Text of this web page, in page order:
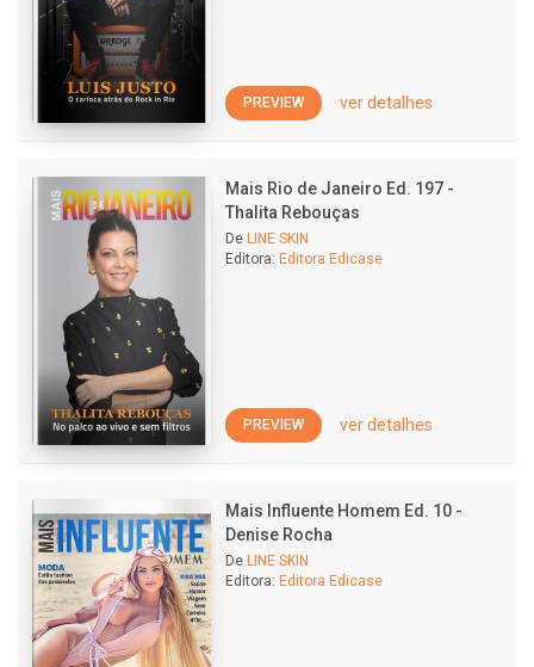
PREVIEW ver detalhes
Mais Rio de Janeiro Ed. 197 -
Thalita Rebouças
De LINE SKIN
Editora: Editora Edicase
PREVIEW ver detalhes
Mais Influente Homem Ed. 10 -
Denise Rocha
De LINE SKIN
Editora: Editora Edicase